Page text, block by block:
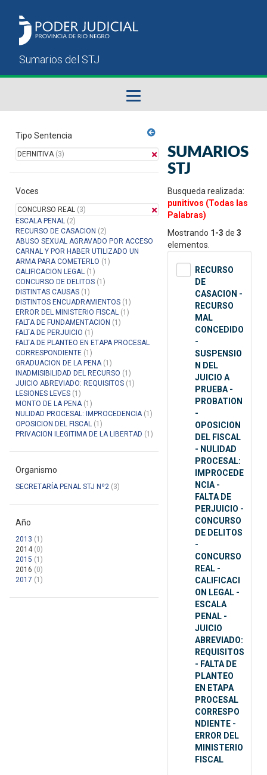
Sumarios del STJ
Manual del Usuario
Tipo Sentencia
DEFINITIVA(3)
Voces
CONCURSO REAL (3)
ESCALA PENAL (2)
RECURSO DE CASACION (2)
ABUSO SEXUAL AGRAVADO POR ACCESO
CARNAL Y POR HABER UTILIZADO UN
ARMA PARA COMETERLO (1)
CALIFICACION LEGAL (1)
CONCURSO DE DELITOS (1)
DISTINTAS CAUSAS (1)
DISTINTOS ENCUADRAMIENTOS (1)
ERROR DEL MINISTERIO FISCAL (1)
FALTA DE FUNDAMENTACION (1)
FALTA DE PERJUICIO (1)
FALTA DE PLANTEO EN ETAPA PROCESAL
CORRESPONDIENTE (1)
GRADUACION DE LA PENA(1)
INADMISIBILIDAD DEL RECURSO (1)
JUICIO ABREVIADO: REQUISITOS (1)
LESIONES LEVES (1)
MONTO DE LA PENA(1)
NULIDAD PROCESAL: IMPROCEDENCIA(1)
OPOSICION DEL FISCAL (1)
PRIVACION ILEGITIMA DE LA LIBERTAD (1)
Organismo
SECRETARÍA PENAL STJ Nº2 (3)
Año
2013 (1)
2014(0)
2015 (1)
2016 (0)
2017 (1)
SUMARIOS
STJ
Busqueda realizada:
punitivos (Todas las
Palabras)
Mostrando 1-3 de 3
elementos.
RECURSO
DE
CASACION -
RECURSO
MAL
CONCEDIDO
-
SUSPENSIO
N DEL
JUICIO A
PRUEBA -
PROBATION
-
OPOSICION
DEL FISCAL
- NULIDAD
PROCESAL:
IMPROCEDE
NCIA -
FALTA DE
PERJUICIO -
CONCURSO
DE DELITOS
-
CONCURSO
REAL -
CALIFICACI
ON LEGAL -
ESCALA
PENAL -
JUICIO
ABREVIADO:
REQUISITOS
- FALTA DE
PLANTEO
EN ETAPA
PROCESAL
CORRESPO
NDIENTE -
ERROR DEL
MINISTERIO
FISCAL